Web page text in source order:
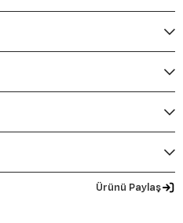
Ürünü Paylaş